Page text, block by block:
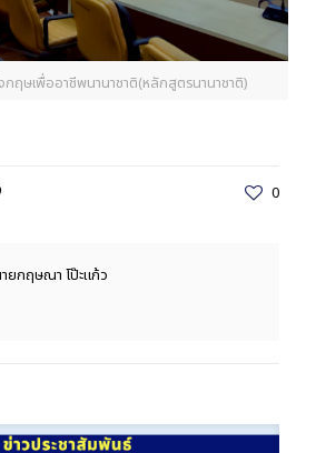
กฤษเพื่ออาชีพนานาชาติ(หลักสูตรนานาชาติ)
0
ยกฤษณา โป๊ะแก้ว